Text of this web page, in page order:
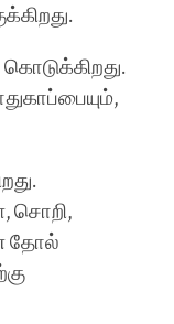
சொறி,
தோல்